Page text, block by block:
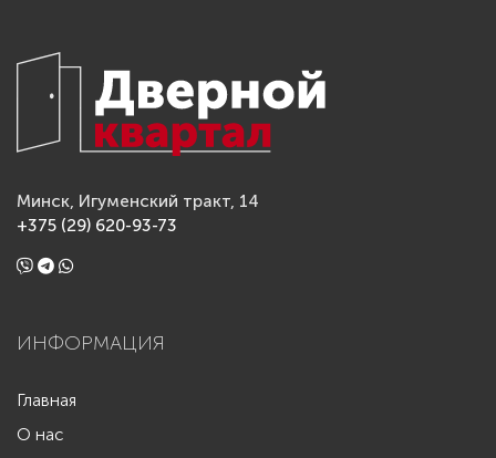
Минск, Игуменский тракт, 14
+375 (29) 620-93-73
ИНФОРМАЦИЯ
Главная
О нас